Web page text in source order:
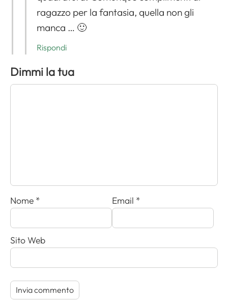
ragazzo per la fantasia, quella non gli
manca … 🙂
Rispondi
Dimmi la tua
Nome * Email *
Sito Web